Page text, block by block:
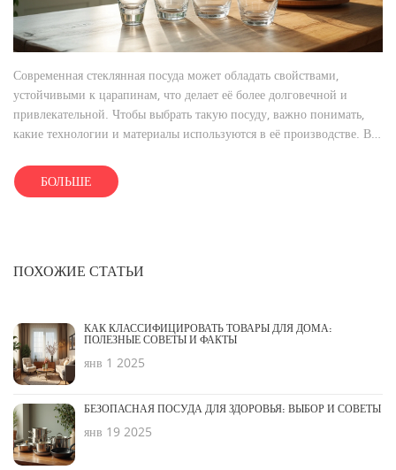
Современная стеклянная посуда может обладать свойствами,
устойчивыми к царапинам, что делает её более долговечной и
привлекательной. Чтобы выбрать такую посуду, важно понимать,
какие технологии и материалы используются в её производстве. В
повышенной стойкостью к повреждениям, а также даются советы по
уходу за такой посудой. Узнайте, как определить действительно
БОЛЬШЕ
ПОХОЖИЕ СТАТЬИ
КАК КЛАССИФИЦИРОВАТЬ ТОВАРЫ ДЛЯ ДОМА:
ПОЛЕЗНЫЕ СОВЕТЫ И ФАКТЫ
янв 1 2025
БЕЗОПАСНАЯ ПОСУДА ДЛЯ ЗДОРОВЬЯ: ВЫБОР И СОВЕТЫ
янв 19 2025